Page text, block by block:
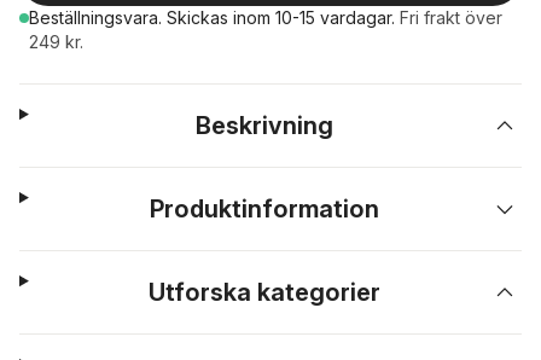
Beställningsvara. Skickas inom 10-15 vardagar. Fri frakt över
249 kr.
Beskrivning
Produktinformation
Utforska kategorier